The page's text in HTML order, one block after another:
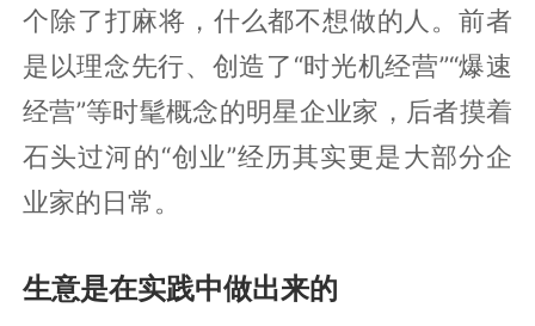
个除了打麻将，什么都不想做的人。前者
是以理念先行、创造了“时光机经营”“爆速
经营”等时髦概念的明星企业家，后者摸着
石头过河的“创业”经历其实更是大部分企
业家的日常。
生意是在实践中做出来的